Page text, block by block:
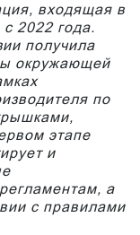
входящая в
2022 года.
получила
окружающей
по
этапе
и
а
с правилами